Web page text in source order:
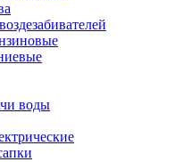
воды